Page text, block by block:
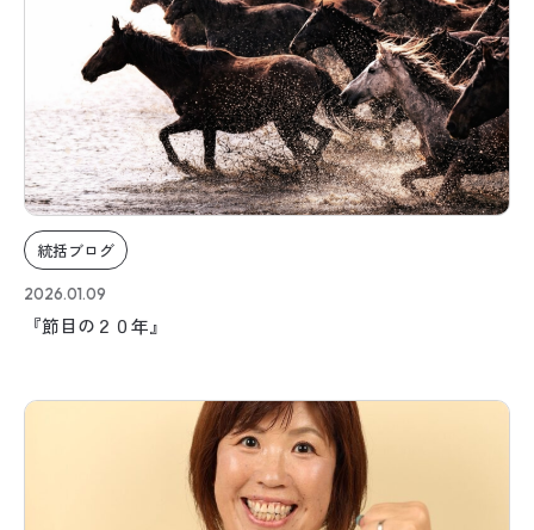
統括ブログ
2026.01.09
『節目の２０年』